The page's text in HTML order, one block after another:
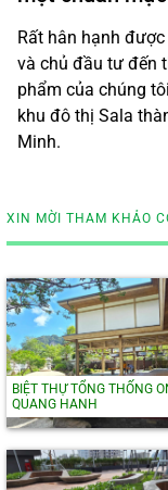
Rất hân hạnh
và chủ đầu tư đến
phẩm của chúng
khu đô thị Sala
Minh.
XIN MỜI THAM KHẢO
BIỆT THỰ TỔNG THỐNG
QUANG HANH